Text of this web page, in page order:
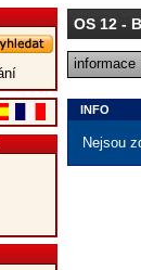
OS 12-
informace
INFO
Nejsou